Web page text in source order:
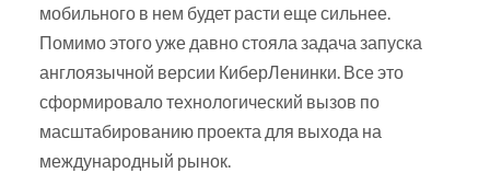
мобильного в нем будет расти еще сильнее.
Помимо этого уже давно стояла задача запуска
англоязычной версии КиберЛенинки. Все это
сформировало технологический вызов по
масштабированию проекта для выхода на
международный рынок.